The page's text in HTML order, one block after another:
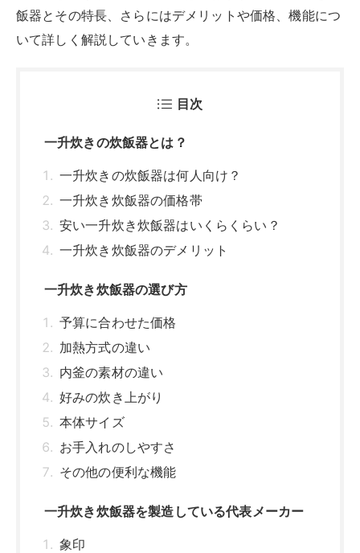
飯器とその特長、さらにはデメリットや価格、機能につ
いて詳しく解説していきます。
目次
一升炊きの炊飯器とは？
一升炊きの炊飯器は何人向け？
一升炊き炊飯器の価格帯
安い一升炊き炊飯器はいくらくらい？
一升炊き炊飯器のデメリット
一升炊き炊飯器の選び方
予算に合わせた価格
加熱方式の違い
内釜の素材の違い
好みの炊き上がり
本体サイズ
お手入れのしやすさ
その他の便利な機能
一升炊き炊飯器を製造している代表メーカー
象印